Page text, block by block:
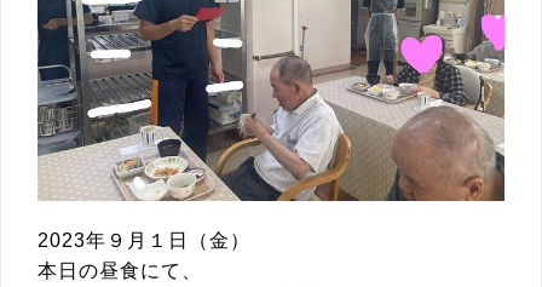
2023年９月１日（金）
本日の昼食にて、